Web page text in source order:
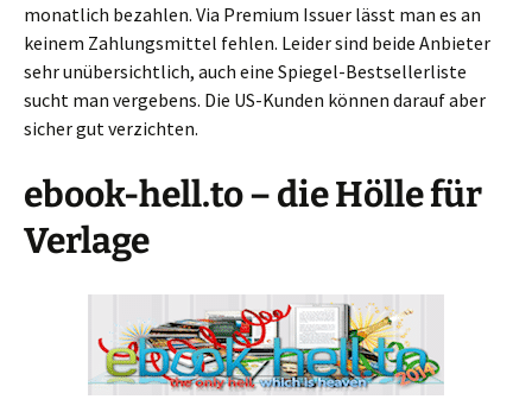
monatlich bezahlen. Via Premium Issuer lässt man es an
keinem Zahlungsmittel fehlen. Leider sind beide Anbieter
sehr unübersichtlich, auch eine Spiegel-Bestsellerliste
sucht man vergebens. Die US-Kunden können darauf aber
sicher gut verzichten.
ebook-hell.to – die Hölle für
Verlage